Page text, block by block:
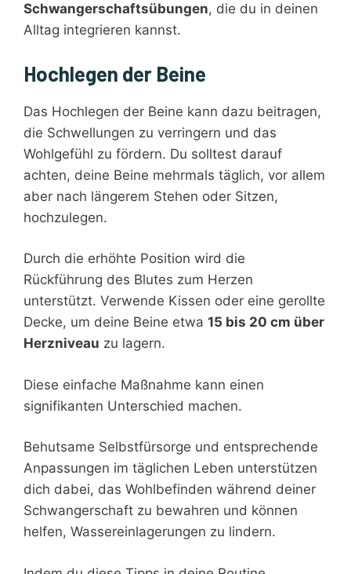
Schwangerschaftsübungen, die du in deinen
Alltag integrieren kannst.
Hochlegen der Beine
Das Hochlegen der Beine kann dazu beitragen,
die Schwellungen zu verringern und das
Wohlgefühl zu fördern. Du solltest darauf
achten, deine Beine mehrmals täglich, vor allem
aber nach längerem Stehen oder Sitzen,
hochzulegen.
Durch die erhöhte Position wird die
Rückführung des Blutes zum Herzen
unterstützt. Verwende Kissen oder eine gerollte
Decke, um deine Beine etwa 15 bis 20 cm über
Herzniveau zu lagern.
Diese einfache Maßnahme kann einen
signifikanten Unterschied machen.
Behutsame Selbstfürsorge und entsprechende
Anpassungen im täglichen Leben unterstützen
dich dabei, das Wohlbefinden während deiner
Schwangerschaft zu bewahren und können
helfen, Wassereinlagerungen zu lindern.